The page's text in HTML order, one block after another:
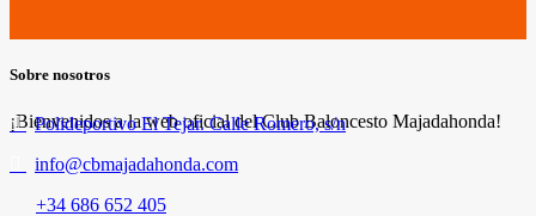
Sobre nosotros
¡Bienvenidos a la web oficial del Club Baloncesto Majadahonda!
Polideportivo El Tejar. Calle Romero, s/n
info@cbmajadahonda.com
+34 686 652 405